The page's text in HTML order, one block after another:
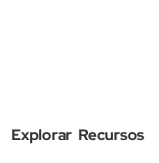
Explorar Recursos